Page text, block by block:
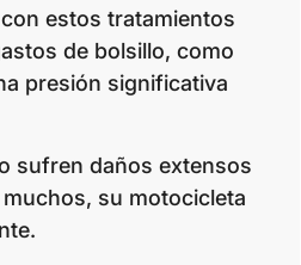
estos tratamientos
de bolsillo, como
presión significativa
sufren daños extensos
su motocicleta